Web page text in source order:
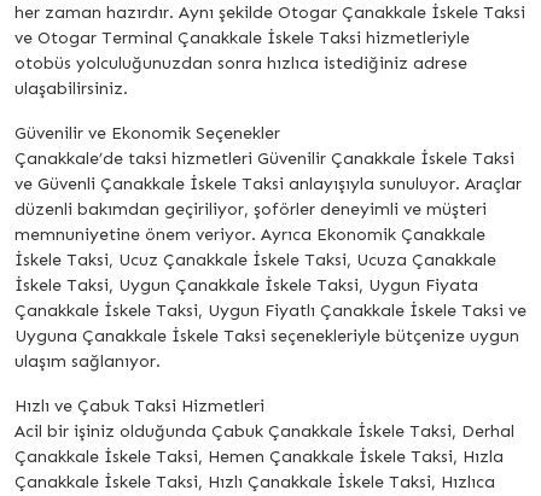
her zaman hazırdır. Aynı şekilde Otogar Çanakkale İskele Taksi
ve Otogar Terminal Çanakkale İskele Taksi hizmetleriyle
otobüs yolculuğunuzdan sonra hızlıca istediğiniz adrese
ulaşabilirsiniz.
Güvenilir ve Ekonomik Seçenekler
Çanakkale’de taksi hizmetleri Güvenilir Çanakkale İskele Taksi
ve Güvenli Çanakkale İskele Taksi anlayışıyla sunuluyor. Araçlar
düzenli bakımdan geçiriliyor, şoförler deneyimli ve müşteri
memnuniyetine önem veriyor. Ayrıca Ekonomik Çanakkale
İskele Taksi, Ucuz Çanakkale İskele Taksi, Ucuza Çanakkale
İskele Taksi, Uygun Çanakkale İskele Taksi, Uygun Fiyata
Çanakkale İskele Taksi, Uygun Fiyatlı Çanakkale İskele Taksi ve
Uyguna Çanakkale İskele Taksi seçenekleriyle bütçenize uygun
ulaşım sağlanıyor.
Hızlı ve Çabuk Taksi Hizmetleri
Acil bir işiniz olduğunda Çabuk Çanakkale İskele Taksi, Derhal
Çanakkale İskele Taksi, Hemen Çanakkale İskele Taksi, Hızla
Çanakkale İskele Taksi, Hızlı Çanakkale İskele Taksi, Hızlıca